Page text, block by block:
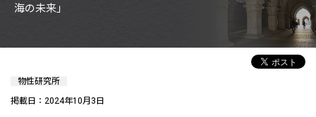
海の未来」
物性研究所
掲載日：2024年10月3日